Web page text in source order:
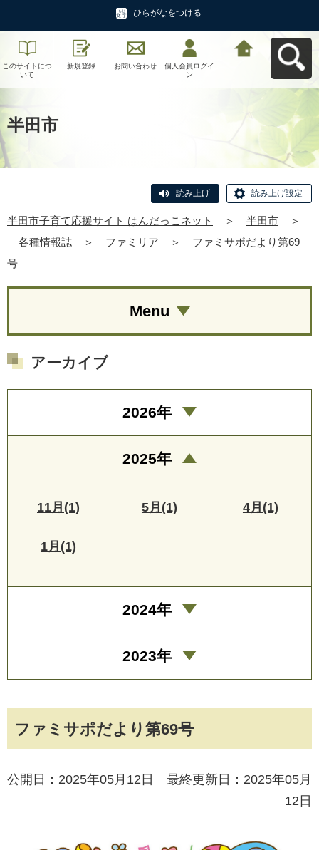
ひらがなをつける
このサイトにつ
いて
新規登録 お問い合わせ
個人会員ログイ
ン
半田市
読み上げ 読み上げ設定
半田市子育て応援サイト はんだっこネット ＞ 半田市
＞
各種情報誌
＞ ファミリア ＞
ファミサポだより第69
号
ファミサポだより第69号
公開日：2025年05月12日 最終更新日：2025年05月
12日
Menu
アーカイブ
2026年
2025年
11月(1) 5月(1) 4月(1)
1月(1)
2024年
2023年